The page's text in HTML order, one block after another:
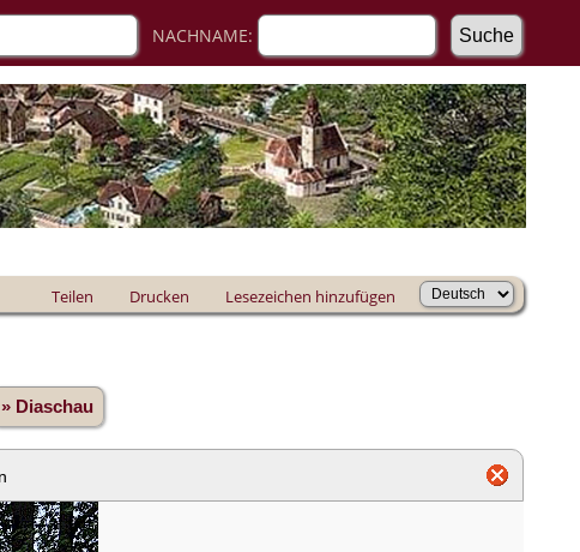
NACHNAME:
Teilen Drucken Lesezeichen hinzufügen
» Diaschau